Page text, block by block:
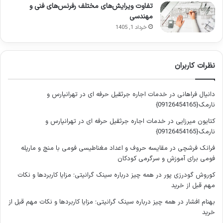
محدودیت های داخلی فراتر بریم و با یه نگاه تازه، یه ابزار بهتر یا یه
تخصص مکمل به سراغ مشکلمون بریم، می شه یه حل المسائل
خارجی.
بذارید بگیم که این حل المسائل های خارجی سه تا بعد اصلی دارن:
محقق های دیگه یا حتی دانشجوهای با تجربه تو یه حوزه
دیگه هستن که دانش یا مهارت خاصی دارن و می تونن به ما
کمک کنن. فرض کنید شما یه محقق تو حوزه علوم اجتماعی
هستید و برای تحلیل داده هاتون نیاز به یه متخصص پایتون
دارید، یا یه مهندس مکانیک هستید و برای بخش خاصی از
پروژهتون نیاز به مشاوره یه متخصص متالورژی دارید. این
افراد همون منابع انسانی خارجی هستن.
منابع دانشی:
بهشون دسترسی نداریم، متدولوژی های جدیدی که تو رشته ما
تفاوت ویرایش‌های مختلف رفرنس‌های فنی و
مهندسی
خرداد 1, 1405
نظرات کاربران
دانیال فراهانی در خدمات اجاره جرثقیل حرفه ای در تهرانپارس و
نارمک{09126454165}
کتایون میرزایی در خدمات اجاره جرثقیل حرفه ای در تهرانپارس و
نارمک{09126454165}
فرانک فرشچی در مقایسه حروف و اعداد مغناطیسی فومی با منچ و مارپله
فومی برای آموزش و سرگرمی کودکان
کوروش گودرزی پور در همه چیز درباره سینک گرانیتی؛ مزایا کاربردها و نکات
مهم قبل از خرید
بهنام افشار در همه چیز درباره سینک گرانیتی؛ مزایا کاربردها و نکات مهم قبل از
خرید